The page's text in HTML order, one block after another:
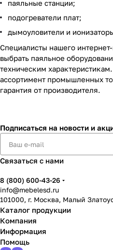
паяльные станции;
подогреватели плат;
дымоуловители и
Специалисты нашего
выбрать паяльное
техническим
ассортимент промышленных
гарантия от производителя.
Подписаться на новости и
Связаться с нами
8 (800) 600-43-26
info@mebelesd.ru
101000, г. Москва, Малый
Каталог продукции
Компания
Информация
Помощь